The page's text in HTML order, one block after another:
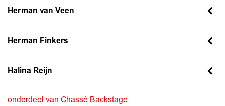
Herman van Veen
Herman Finkers
Halina Reijn
onderdeel van Chassé Backstage